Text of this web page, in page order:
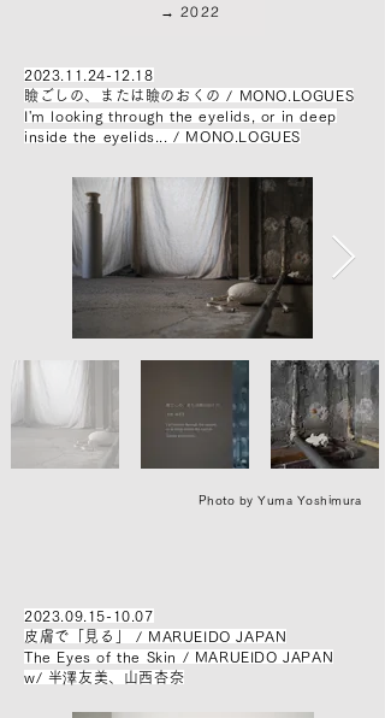
→ 2022
2023.11.24-12.18
瞼ごしの、または瞼のおくの / MONO.LOGUES
I'm looking through the eyelids, or in deep
inside the eyelids... / MONO.LOGUES
Photo by ​Yuma Yoshimura
2023.09.15-10.07
皮膚で「見る」 / MARUEIDO JAPAN
The Eyes of the Skin / MARUEIDO JAPAN
w/ 半澤友美、山西杏奈